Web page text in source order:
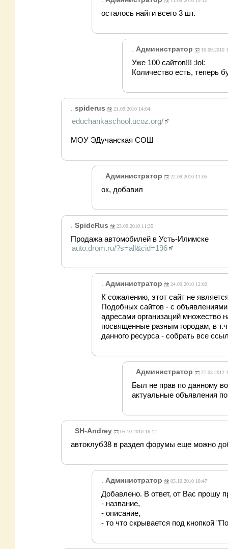
осталось найти всего 3 шт.
Администратор 16.09.2010
Уже 100 сайтов!!! :lol:
Количество есть, теперь
spiderus 21.09.2010 14:04
educhankaschool.ucoz.org/
МОУ ЭДучанская СОШ
Администратор 22.09.2010 11:05
ок, добавил
SpideRus 23.09.2010 11:35
Продажа автомобилей в Усть-Илимске
auto.drom.ru/?s=all&cid=196
Администратор 24.09.2010 12:02
К сожалению, этот сайт не
Подобных сайтов - с
адресами организаций множество
посвященные разным городам, в
данного ресурса - собрать все
Администратор 27.03.2012
Был не прав по данному
актуальные объявления
SH-Andrey 05.10.2010 16:12
автоклуб38 в раздел форумы еще можно
Администратор 05.10.2010 18:47
Добавлено. В ответ, от Вас прошу
- название,
- описание,
- то что скрывается под кнопкой